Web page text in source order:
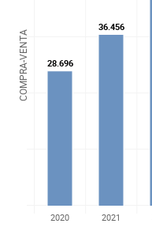
COMPRA-VENTA 28.696
28.696
36.456
36.456
2020 2021